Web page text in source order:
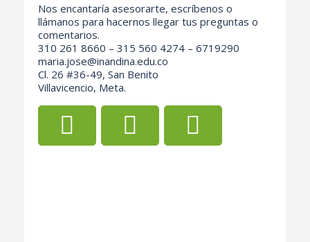
Nos encantaría asesorarte, escríbenos o
llámanos para hacernos llegar tus preguntas o
comentarios.
310 261 8660 – 315 560 4274 – 6719290
maria.jose@inandina.edu.co
Cl. 26 #36-49, San Benito
Villavicencio, Meta.